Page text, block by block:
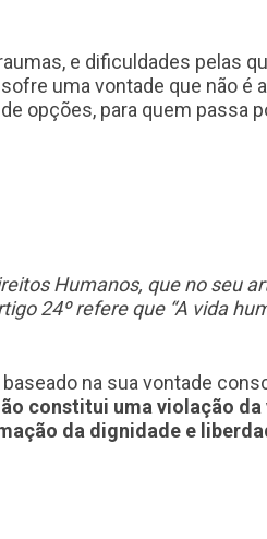
e dificuldades pelas
uma vontade que não é
opções, para quem passa
Humanos, que no seu
24º refere que “A vida
na sua vontade
constitui uma violação da
da dignidade e